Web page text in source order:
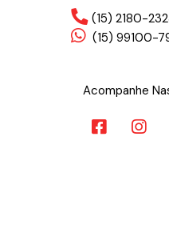
(15) 2180-
(15) 99100-
Acompanhe